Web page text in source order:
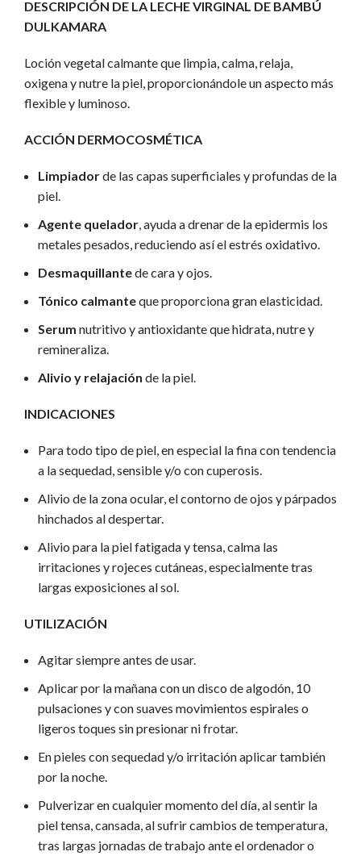
DESCRIPCIÓN DE LA LECHE VIRGINAL DE BAMBÚ
DULKAMARA
Loción vegetal calmante que limpia, calma, relaja,
oxigena y nutre la piel, proporcionándole un aspecto más
flexible y luminoso.
ACCIÓN DERMOCOSMÉTICA
Limpiadorde las capas superficiales y profundas de la
piel.
Agente quelador, ayuda a drenar de la epidermis los
metales pesados, reduciendo así el estrés oxidativo.
Desmaquillantede cara y ojos.
Tónico calmanteque proporciona gran elasticidad.
Serum nutritivo y antioxidante que hidrata, nutre y
remineraliza.
Alivio y relajación de la piel.
INDICACIONES
Para todo tipo de piel, en especial la fina con tendencia
a la sequedad, sensible y/o con cuperosis.
Alivio de la zona ocular, el contorno de ojos y párpados
hinchados al despertar.
Alivio para la piel fatigada y tensa, calma las
irritaciones y rojeces cutáneas, especialmente tras
largas exposiciones al sol.
UTILIZACIÓN
Agitar siempre antes de usar.
Aplicar por la mañana con un disco de algodón, 10
pulsaciones y con suaves movimientos espirales o
ligeros toques sin presionar ni frotar.
En pieles con sequedad y/o irritación aplicar también
por la noche.
Pulverizar en cualquier momento del día, al sentir la
piel tensa, cansada, al sufrir cambios de temperatura,
tras largas jornadas de trabajo ante el ordenador o